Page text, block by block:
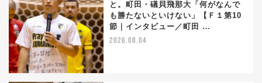
と。町田・礒貝飛那大「何がなんで
も勝たないといけない」【Ｆ１第10
節｜インタビュー／町田 …
2026.08.04